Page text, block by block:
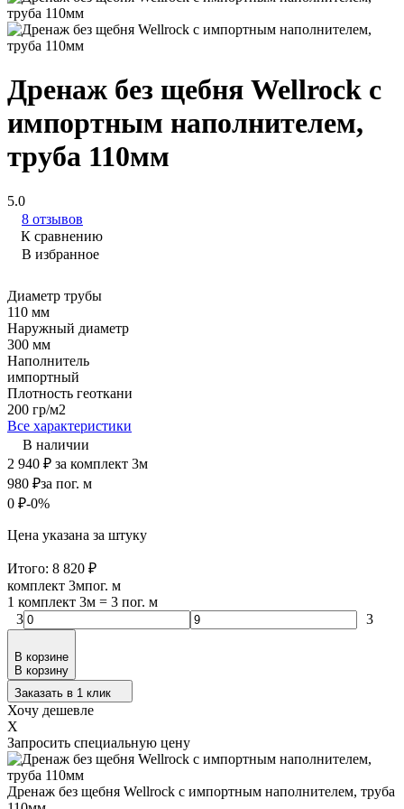
Дренаж без щебня Wellrock с
импортным наполнителем,
труба 110мм
5.0
8 отзывов
К сравнению
В избранное
Диаметр трубы
110 мм
Наружный диаметр
300 мм
Наполнитель
импортный
Плотность геоткани
200 гр/м2
Все характеристики
В наличии
2 940 ₽ за комплект 3м
980 ₽за пог. м
0 ₽-0%
Цена указана за штуку
Итого: 8 820 ₽
комплект 3мпог. м
1 комплект 3м = 3 пог. м
3
3
В корзине
В корзину
Заказать в 1 клик
Хочу дешевле
X
Запросить специальную цену
Дренаж без щебня Wellrock с импортным наполнителем, труба